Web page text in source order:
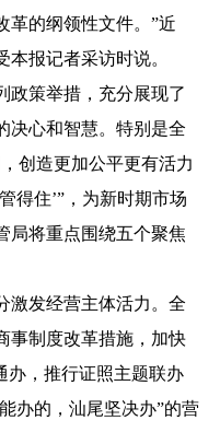
革的纲领性文件。”近
本报记者采访时说。
策举措，充分展现了
决心和智慧。特别是全
创造更加公平更有活力
得住’”，为新时期市场
局将重点围绕五个聚焦
发经营主体活力。全
事制度改革措施，加快
办，推行证照主题联办
办的，汕尾坚决办”的营